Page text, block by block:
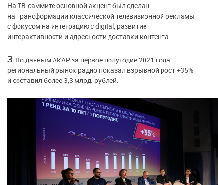
На ТВ-саммите основной акцент был сделан
на трансформации классической телевизионной рекламы
с фокусом на интеграцию с digital, развитие
интерактивности и адресности доставки контента.
3 По данным АКАР за первое полугодие 2021 года
региональный рынок радио показал взрывной рост +35%
и составил более 3,3 млрд. рублей.